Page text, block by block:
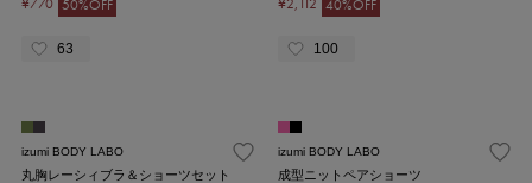
50%OFF
63
40%OFF
100
izumi BODY LABO
丸胸レーシィブラ＆ショーツセット
izumi BODY LABO
成型ニットペアショーツ